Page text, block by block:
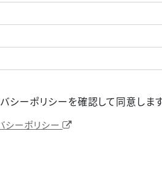
シーポリシーを確認して同意します
シーポリシー